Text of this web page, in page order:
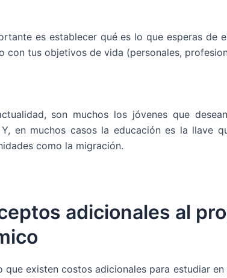
es establecer qué es lo que esperas de
con tus objetivos de vida (personales,
son muchos los jóvenes que
Y, en muchos casos la educación es la llave
como la migración.
adicionales al
que existen costos adicionales para estudiar